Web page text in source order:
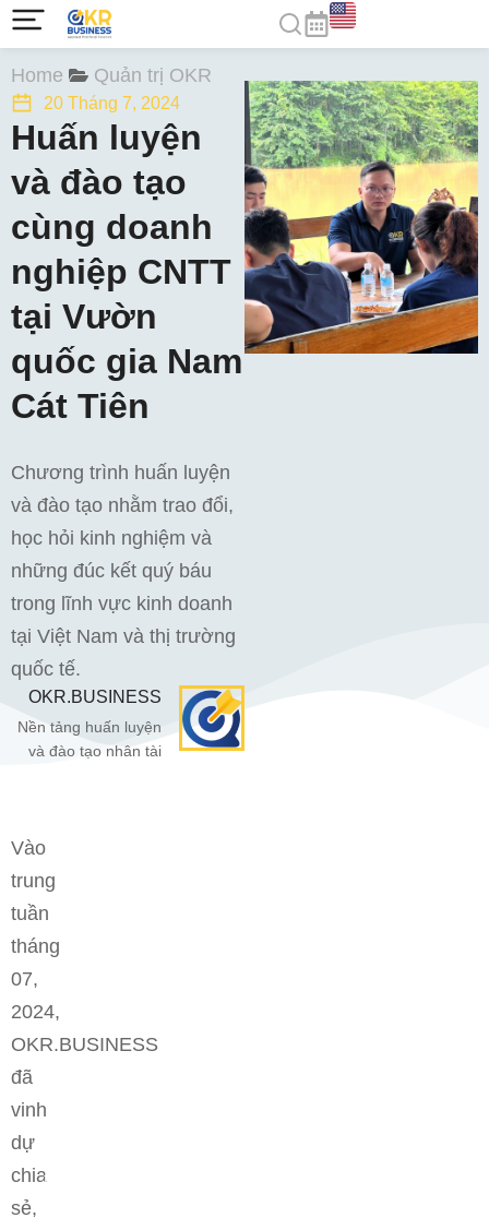
You are here:
Home Quản trị OKR
20 Tháng 7, 2024
Huấn luyện
và đào tạo
cùng doanh
nghiệp CNTT
tại Vườn
quốc gia Nam
Cát Tiên
Chương trình huấn luyện
và đào tạo nhằm trao đổi,
học hỏi kinh nghiệm và
những đúc kết quý báu
trong lĩnh vực kinh doanh
tại Việt Nam và thị trường
quốc tế.
OKR.BUSINESS
Nền tảng huấn luyện
và đào tạo nhân tài
Vào
trung
tuần
tháng
07,
2024,
OKR.BUSINESS
đã
vinh
dự
chia
sẻ,
tài năng trẻ.